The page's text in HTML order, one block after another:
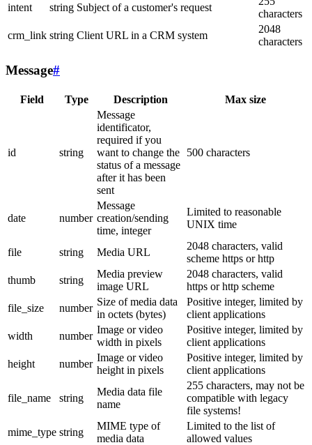
intent
string Subject of a customer's request
characters
crm_link string Client URL in a CRM system
2048
characters
Message#
Field Type Description Max size
id string
Message
identificator,
required if you
want to change the
status of a message
after it has been
sent
500 characters
date number
Message
creation/sending
time, integer
Limited to reasonable
UNIX time
file string Media URL
2048 characters, valid
scheme https or http
thumb
string
Media preview
image URL
2048 characters, valid
https or http scheme
file_size
number
Size of media data
in octets (bytes)
Positive integer, limited by
client applications
width
number
Image or video
width in pixels
Positive integer, limited by
client applications
height
number
Image or video
height in pixels
Positive integer, limited by
client applications
file_name string
Media data file
name
255 characters, may not be
compatible with legacy
file systems!
mime_type string
MIME type of
media data
Limited to the list of
allowed values